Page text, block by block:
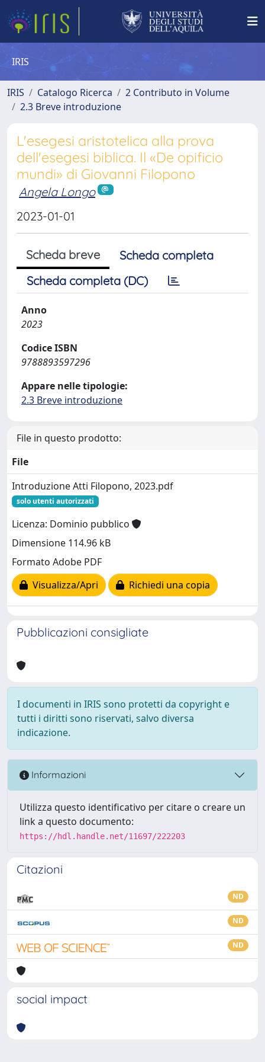
IRIS
IRIS Catalogo Ricerca
2 Contributo in Volume
2.3 Breve introduzione
L'esegesi aristotelica alla prova
dell'esegesi biblica. Il «De opificio
mundi» di Giovanni Filopono
Angela Longo
2023-01-01
Scheda breve
Scheda completa
Scheda completa (DC)
Anno
2023
Codice ISBN
9788893597296
Appare nelle tipologie:
2.3 Breve introduzione
File in questo prodotto:
File
Introduzione Atti Filopono, 2023.pdf
solo utenti autorizzati
Licenza: Dominio pubblico
Dimensione 114.96 kB
Formato Adobe PDF
Visualizza/Apri
Richiedi una copia
Pubblicazioni consigliate
I documenti in IRIS sono protetti da copyright e
tutti i diritti sono riservati, salvo diversa
indicazione.
Informazioni
Utilizza questo identificativo per citare o creare un
link a questo documento:
https://hdl.handle.net/11697/222203
Citazioni
ND
ND
ND
social impact